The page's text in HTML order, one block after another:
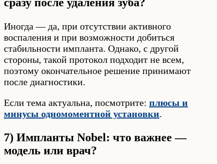
Иногда — да, при отсутствии активного
воспаления и при возможности добиться
стабильности импланта. Однако, с другой
стороны, такой протокол подходит не всем,
поэтому окончательное решение принимают
после диагностики.
Если тема актуальна, посмотрите: плюсы и
минусы одномоментной установки.
7) Импланты Nobel: что важнее —
модель или врач?